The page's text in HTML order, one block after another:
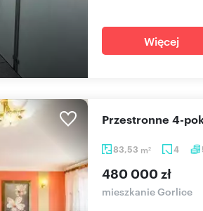
Więcej
83,53 m2 4
Przestronne 4-
480 000 zł
mieszkanie Gorlice